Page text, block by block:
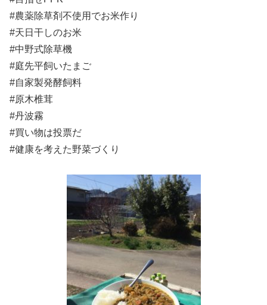
#農薬除草剤不使用でお米作り
#天日干しのお米
#中野式除草機
#庭先平飼いたまご
#自家製発酵飼料
#原木椎茸
#丹波霧
#買い物は投票だ
#健康を考えた野菜づくり